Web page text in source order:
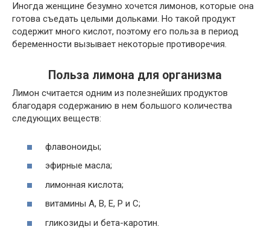
Иногда женщине безумно хочется лимонов, которые она
готова съедать целыми дольками. Но такой продукт
содержит много кислот, поэтому его польза в период
беременности вызывает некоторые противоречия.
Польза лимона для организма
Лимон считается одним из полезнейших продуктов
благодаря содержанию в нем большого количества
следующих веществ:
флавоноиды;
эфирные масла;
лимонная кислота;
витамины A, B, E, P и C;
гликозиды и бета-каротин.